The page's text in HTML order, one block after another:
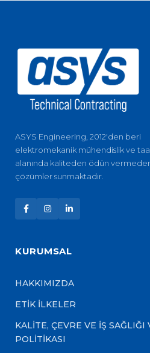
ASYS Engineering, 2012'den beri
elektromekanik mühendislik ve
alanında kaliteden ödün
çözümler sunmaktadır.
KURUMSAL
HAKKIMIZDA
ETİK İLKELER
KALİTE, ÇEVRE VE İŞ SAĞLIĞI
POLİTİKASI